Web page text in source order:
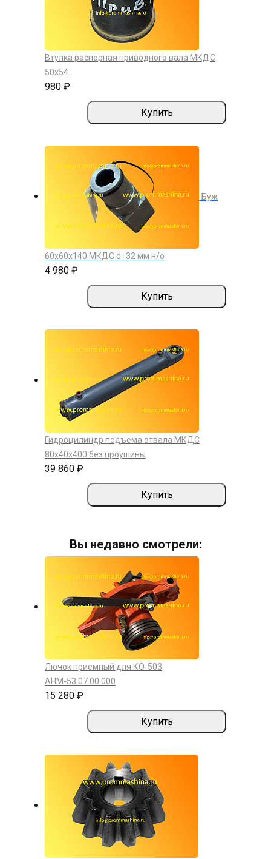
Втулка распорная приводного вала МКДС
50х54
980 ₽
Купить
Буж
60х60х140 МКДС d=32 мм н/о
4 980 ₽
Купить
Гидроцилиндр подъема отвала МКДС
80х40х400 без проушины
39 860 ₽
Купить
Вы недавно смотрели:
Лючок приемный для КО-503
АНМ-53.07.00.000
15 280 ₽
Купить